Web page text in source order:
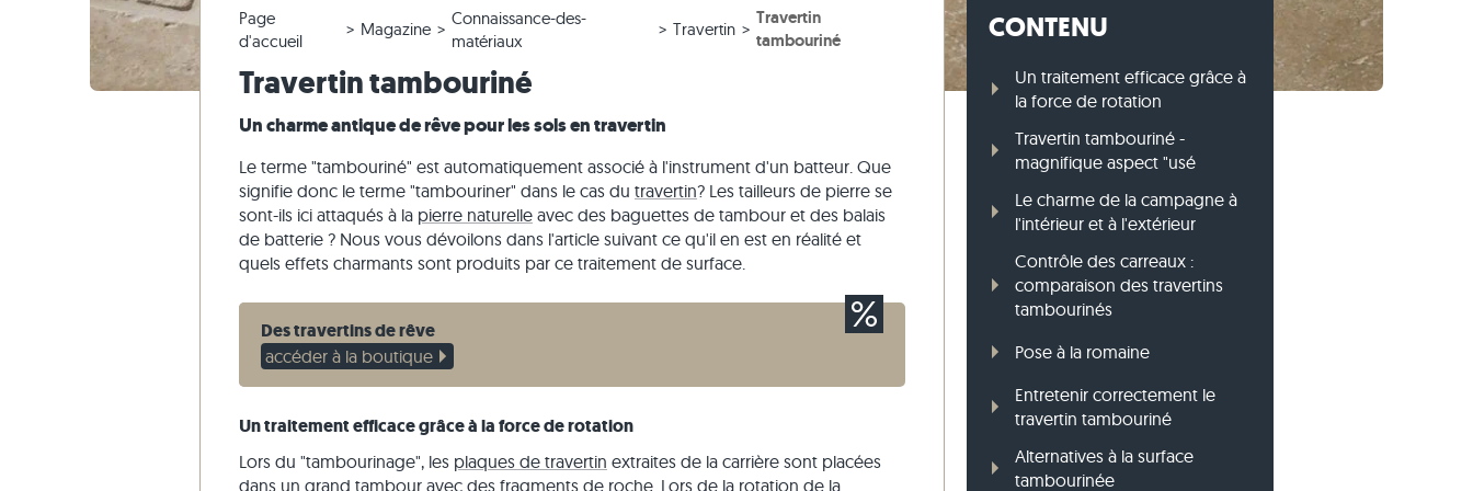
Carrelage en quartzite
Carrelage en marbre
Carrelage antique
Carrelage de mosaique
Carrelage blanc
Carrelage gris
Dalles en pierre calcaire
Dalles en marbre
Dalles en quartzite
Dalles polygonales
Dalles beiges Pavés en pierre calcaire
Blocs marches en gneiss Murets en travertin Bordures en gneiss
Modifier la commande & annuler
Envoi d'échantillon
Livraison & Transport
Aménagement du jardin
Styles d'habitat
Impressions des clients
Marbre
Grès
Ardoise
Travertin
Page
d'accueil
Magazine
Connaissance-des-
matériaux
Travertin
Travertin
tambouriné
Travertin tambouriné
Un charme antique de rêve pour les sols en travertin
Le terme "tambouriné" est automatiquement associé à l'instrument d'un batteur. Que
signifie donc le terme "tambouriner" dans le cas du travertin? Les tailleurs de pierre se
sont-ils ici attaqués à la pierre naturelleavec des baguettes de tambour et des balais
de batterie ? Nous vous dévoilons dans l'article suivant ce qu'il en est en réalité et
quels effets charmants sont produits par ce traitement de surface.
Des travertins de rêve
accéder à la boutique
Un traitement efficace grâce à la force de rotation
Lors du "tambourinage", les plaques de travertin extraites de la carrière sont placées
dans un grand tambour avec des fragments de roche. Lors de la rotation de la
CONTENU
Un traitement efficace grâce à
la force de rotation
Travertin tambouriné -
magnifique aspect "usé
Le charme de la campagne à
l'intérieur et à l'extérieur
Contrôle des carreaux :
comparaison des travertins
tambourinés
Pose à la romaine
Entretenir correctement le
travertin tambouriné
Alternatives à la surface
tambourinée